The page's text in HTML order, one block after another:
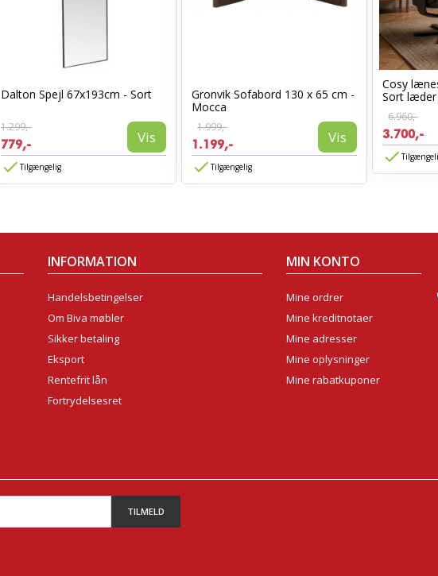
Dalton Spejl 67x193cm - Sort
1.299,-
779,- Vis
Tilgængelig
Gronvik Sofabord 130 x 65 cm -
Mocca
1.999,-
1.199,- Vis
Tilgængelig
Cosy
Sort læder
6.960,-
3.700,-
INFORMATION
Handelsbetingelser
Om Biva møbler
Sikker betaling
Eksport
Rentefrit lån
Fortrydelsesret
MIN KONTO
Mine ordrer
Mine kreditnotaer
Mine adresser
Mine oplysninger
Mine rabatkuponer
TILMELD